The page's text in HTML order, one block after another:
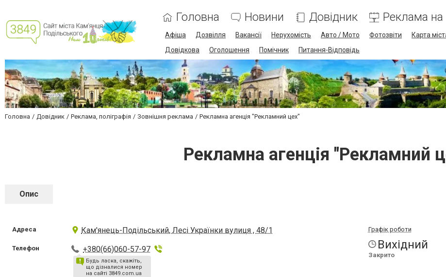
Головна Новини Довідник Реклама на
Афіша Дозвілля Вакансії Нерухомість Авто / Мото Фотозвіти Карта
Довідкова
Оголошення Помічник Питання-Відповідь
Головна Довідник Реклама, поліграфія Зовнішня реклама Рекламна агенція "Рекламний цех"
Рекламна агенція "Рекламний
Опис
Адреса Кам'янець-Подільський, Лесі Українки вулиця , 48/1
Телефон +380(66)060-57-97
Будь ласка, скажіть,
що дізналися номер
на сайті 3849.com.ua
Графік роботи
Вихідний
Закрито